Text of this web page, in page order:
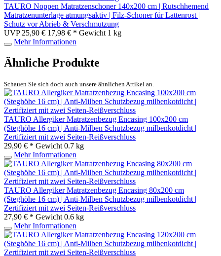
TAURO Noppen Matratzenschoner 140x200 cm | Rutschhemend
Matratzenunterlage atmungsaktiv | Filz-Schoner für Lattenrost |
Schutz vor Abrieb & Verschmutzung
UVP 25,90 € 17,98 € * Gewicht 1 kg
Mehr Informationen
Ähnliche Produkte
Schauen Sie sich doch auch unsere ähnlichen Artikel an.
TAURO Allergiker Matratzenbezug Encasing 100x200 cm
(Steghöhe 16 cm) | Anti-Milben Schutzbezug milbenkotdicht |
Zertifiziert mit zwei Seiten-Reißverschluss
29,90 € * Gewicht 0.7 kg
Mehr Informationen
TAURO Allergiker Matratzenbezug Encasing 80x200 cm
(Steghöhe 16 cm) | Anti-Milben Schutzbezug milbenkotdicht |
Zertifiziert mit zwei Seiten-Reißverschluss
27,90 € * Gewicht 0.6 kg
Mehr Informationen